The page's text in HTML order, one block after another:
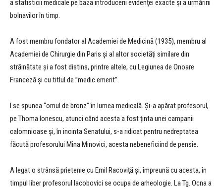
a statisticii medicale pe baza introducerii evidenţei exacte și a urmăririi
bolnavilor în timp.
A fost membru fondator al Academiei de Medicină (1935), membru al
Academiei de Chirurgie din Paris şi al altor societăţi similare din
străinătate şi a fost distins, printre altele, cu Legiunea de Onoare
Franceză şi cu titlul de ”medic emerit”.
I se spunea “omul de bronz” în lumea medicală. Şi-a apărat profesorul,
pe Thoma Ionescu, atunci când acesta a fost ţinta unei campanii
calomnioase şi, în incinta Senatului, s-a ridicat pentru nedreptatea
făcută profesorului Mina Minovici, acesta nebeneficiind de pensie.
A legat o strânsă prietenie cu Emil Racoviţă şi, împreună cu acesta, în
timpul liber profesorul Iacobovici se ocupa de arheologie. La Tg. Ocna a